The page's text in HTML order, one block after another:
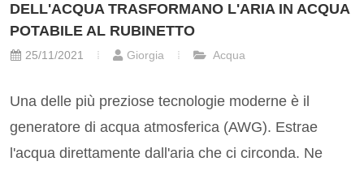
DELL'ACQUA TRASFORMANO L'ARIA IN ACQUA
POTABILE AL RUBINETTO
25/11/2021 Giorgia Acqua
Una delle più preziose tecnologie moderne è il
generatore di acqua atmosferica (AWG). Estrae
l'acqua direttamente dall'aria che ci circonda. Ne